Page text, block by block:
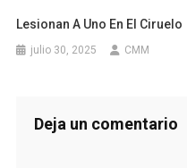
Lesionan A Uno En El Ciruelo
julio 30, 2025 CMM
Deja un comentario